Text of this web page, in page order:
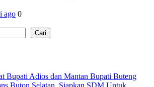
ago 0
Cari
Bupati Adios dan Mantan Bupati Buteng